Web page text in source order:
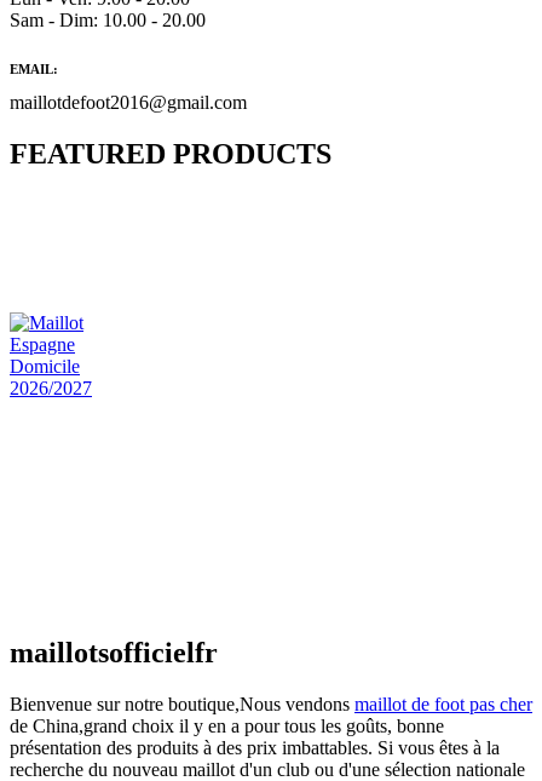
Sam - Dim: 10.00 - 20.00
EMAIL:
maillotdefoot2016@gmail.com
FEATURED PRODUCTS
maillotsofficielfr
Bienvenue sur notre boutique,Nous vendons maillot de foot pas cher
de China,grand choix il y en a pour tous les goûts, bonne
présentation des produits à des prix imbattables. Si vous êtes à la
recherche du nouveau maillot d'un club ou d'une sélection nationale